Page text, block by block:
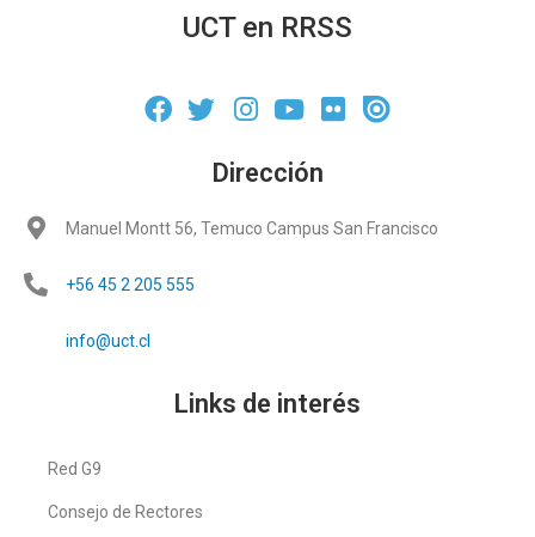
UCT en RRSS
Dirección
Manuel Montt 56, Temuco Campus San Francisco
+56 45 2 205 555
info@uct.cl
Links de interés
Red G9
Consejo de Rectores